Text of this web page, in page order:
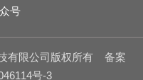
号
有限公司版权所有 备案
号-3